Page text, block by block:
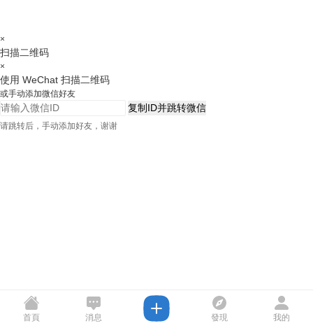
×
扫描二维码
×
使用 WeChat 扫描二维码
或手动添加微信好友
复制ID并跳转微信
请跳转后，手动添加好友，谢谢
首頁 消息 發現 我的